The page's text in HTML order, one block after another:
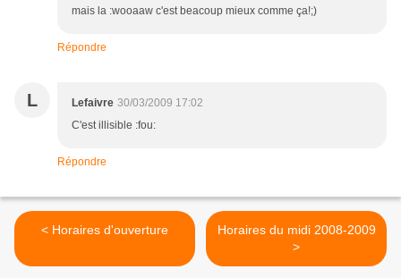
mais la :wooaaw c'est beacoup mieux comme ça!;)
Répondre
L Lefaivre 30/03/2009 17:02
C'est illisible :fou:
Répondre
< Horaires d'ouverture
Horaires du midi 2008-2009
>